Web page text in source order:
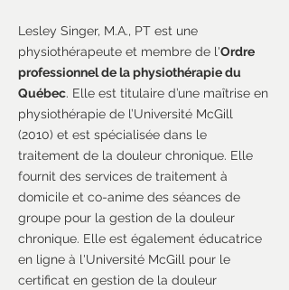
Lesley Singer, M.A., PT est une
physiothérapeute et membre de l'Ordre
professionnel de la physiothérapie du
Québec. Elle est titulaire d’une maîtrise en
physiothérapie de l’Université McGill
(2010) et est spécialisée dans le
traitement de la douleur chronique. Elle
fournit des services de traitement à
domicile et co-anime des séances de
groupe pour la gestion de la douleur
chronique. Elle est également éducatrice
en ligne à l'Université McGill pour le
certificat en gestion de la douleur